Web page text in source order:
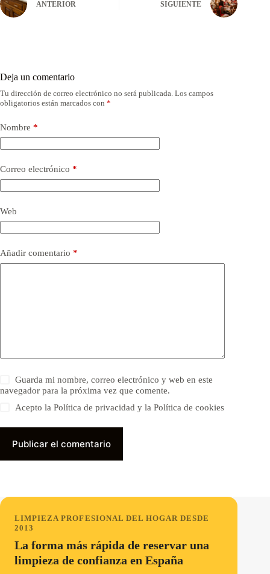
ANTERIOR SIGUIENTE
Deja un comentario
Tu dirección de correo electrónico no será publicada. Los campos
obligatorios están marcados con *
Nombre *
Correo electrónico *
Web
Añadir comentario *
Guarda mi nombre, correo electrónico y web en este
navegador para la próxima vez que comente.
Acepto la Política de privacidad y la Política de cookies
Publicar el comentario
LIMPIEZA PROFESIONAL DEL HOGAR DESDE
2013
La forma más rápida de reservar una
limpieza de confianza en España